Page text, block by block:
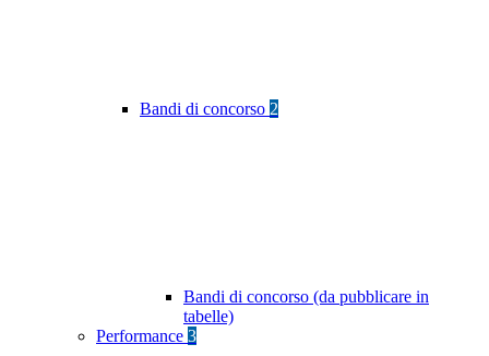
Bandi di concorso 2
Bandi di concorso (da pubblicare in
tabelle)
Performance 3